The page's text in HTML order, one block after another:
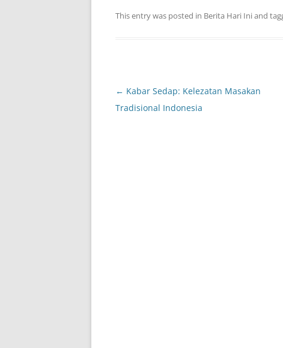
This entry was posted in Berita Hari Iniand
Post
navigation
← Kabar Sedap: Kelezatan Masakan
Tradisional Indonesia